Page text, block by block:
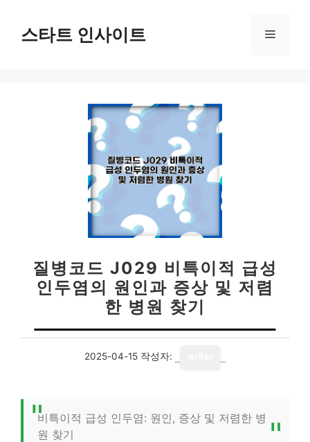
스타트 인사이트 메
질병코드 J029 비특이적 급성
인두염의 원인과 증상 및 저렴
한 병원 찾기
2025-04-15 작성자:
비특이적 급성 인두염: 원인, 증상 및 저렴한 병
원 찾기